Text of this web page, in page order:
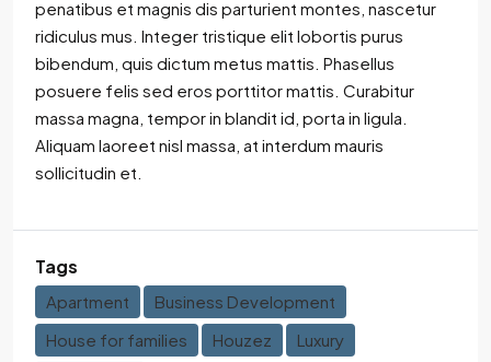
penatibus et magnis dis parturient montes, nascetur
ridiculus mus. Integer tristique elit lobortis purus
bibendum, quis dictum metus mattis. Phasellus
posuere felis sed eros porttitor mattis. Curabitur
massa magna, tempor in blandit id, porta in ligula.
Aliquam laoreet nisl massa, at interdum mauris
sollicitudin et.
Tags
Apartment
Business Development
House for families
Houzez
Luxury